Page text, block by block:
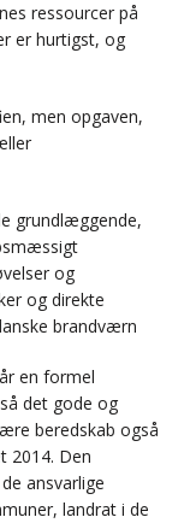
ressourcer på
er hurtigst, og
men opgaven,
grundlæggende,
og
og direkte
brandværn
en formel
det gode og
beredskab også
2014. Den
ansvarlige
landrat i de